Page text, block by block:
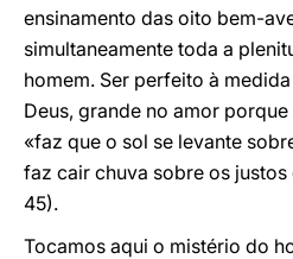
ensinamento das oito bem-
simultaneamente toda a
homem. Ser perfeito à
Deus, grande no amor porque
«faz que o sol se levante
faz cair chuva sobre os
45).
Tocamos aqui o mistério do